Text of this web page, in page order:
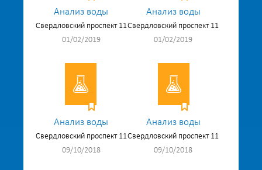
Анализ воды
Свердловский проспект 11
01/02/2019
Анализ воды
Свердловский проспект 11
01/02/2019
Анализ воды
Свердловский проспект 11
09/10/2018
Анализ воды
Свердловский проспект 11
09/10/2018